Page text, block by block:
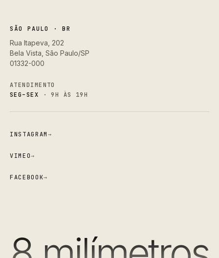
SÃO PAULO · BR
Rua Itapeva, 202
Bela Vista, São Paulo/SP
01332-000
ATENDIMENTO
SEG–SEX · 9H ÀS 19H
INSTAGRAM→
VIMEO→
FACEBOOK→